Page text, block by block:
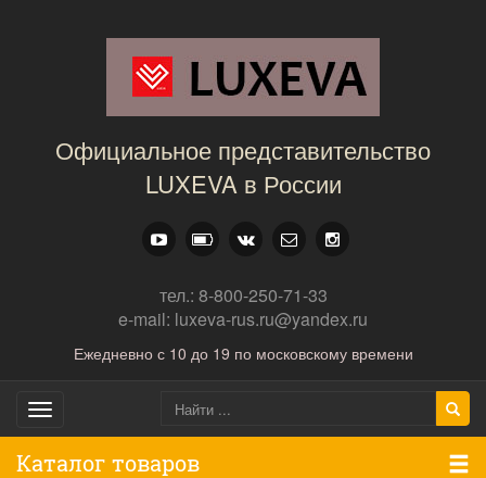
Официальное представительство
LUXEVA в России
тел.: 8-800-250-71-33
e-mail: luxeva-rus.ru@yandex.ru
Ежедневно с 10 до 19 по московскому времени
Toggle
Каталог товаров